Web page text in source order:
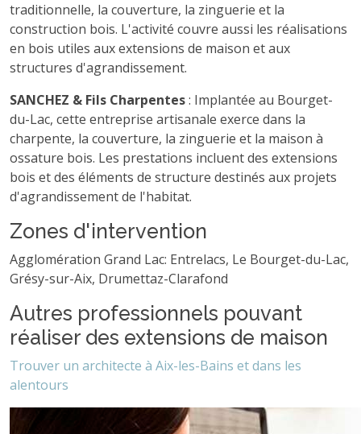
traditionnelle, la couverture, la zinguerie et la
construction bois. L'activité couvre aussi les réalisations
en bois utiles aux extensions de maison et aux
structures d'agrandissement.
SANCHEZ & Fils Charpentes: Implantée au Bourget-
du-Lac, cette entreprise artisanale exerce dans la
charpente, la couverture, la zinguerie et la maison à
ossature bois. Les prestations incluent des extensions
bois et des éléments de structure destinés aux projets
d'agrandissement de l'habitat.
Zones d'intervention
Agglomération Grand Lac: Entrelacs, Le Bourget-du-Lac,
Grésy-sur-Aix, Drumettaz-Clarafond
Autres professionnels pouvant
réaliser des extensions de maison
Trouver un architecte à Aix-les-Bains et dans les
alentours